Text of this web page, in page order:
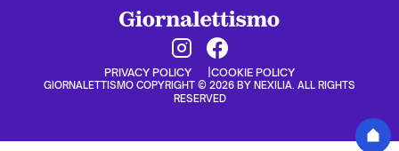
PRIVACY POLICY COOKIE POLICY
GIORNALETTISMO COPYRIGHT © 2026 BY NEXILIA. ALL RIGHTS
RESERVED